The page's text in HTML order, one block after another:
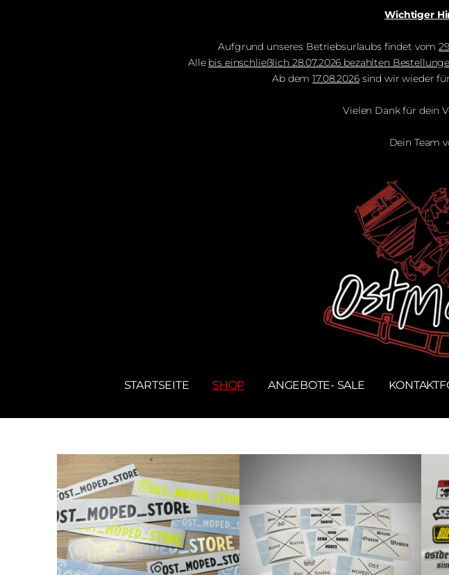
Wichtiger
Aufgrund unseres Betriebsurlaubs findet vom
Alle bis einschließlich 28.07.2026 bezahlten
Ab dem17.08.2026sind wir wieder
Vielen Dank für dein
Dein Team
STARTSEITE SHOP ANGEBOTE- SALE